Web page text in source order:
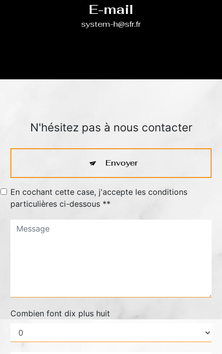
E-mail
system-h@sfr.fr
N'hésitez pas à nous contacter
Combien font dix plus huit
En cochant cette case, j'accepte les conditions
particulières ci-dessous **
Envoyer